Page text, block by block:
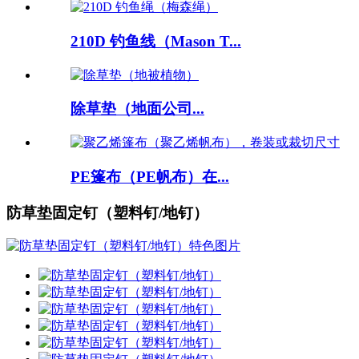
210D 钓鱼线（Mason T...
除草垫（地面公司...
PE篷布（PE帆布）在...
防草垫固定钉（塑料钉/地钉）